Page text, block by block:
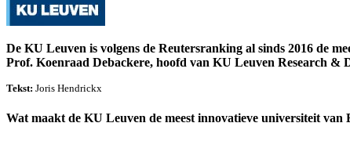
De KU Leuven is volgens de Reutersranking al sinds 2016 de
Prof. Koenraad Debackere, hoofd van KU Leuven Research &
Tekst: Joris Hendrickx
Wat maakt de KU Leuven de meest innovatieve universiteit van